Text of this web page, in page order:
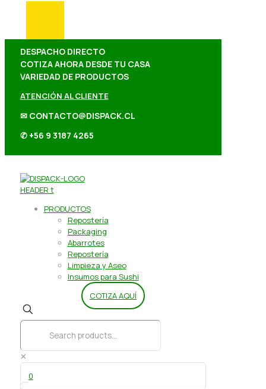
DESPACHO DIRECTO
COTIZA AHORA DESDE TU CASA
VARIEDAD DE PRODUCTOS
ATENCIÓN AL CLIENTE
✉ CONTACTO@DISPACK.CL
✆ +56 9 3187 4265
PRODUCTOS
Repostería
Packaging
Abarrotes
Repostería
Limpieza y Aseo
Insumos para Sushi
COTIZA AQUÍ
✕
0